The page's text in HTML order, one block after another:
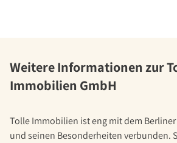
Weitere Informationen zur
Immobilien GmbH
Tolle Immobilien ist eng mit dem
und seinen Besonderheiten verbunden.